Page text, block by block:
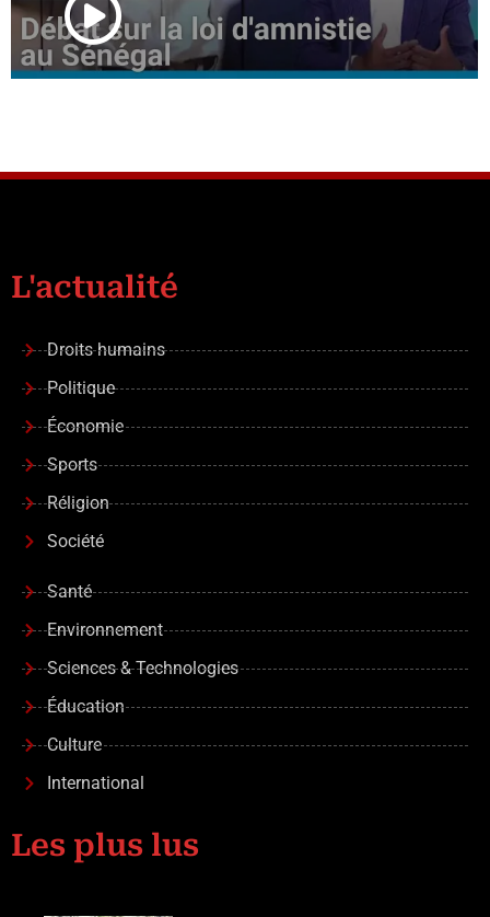
L'actualité
Droits humains
Politique
Économie
Sports
Réligion
Société
Santé
Environnement
Sciences & Technologies
Éducation
Culture
International
Les plus lus